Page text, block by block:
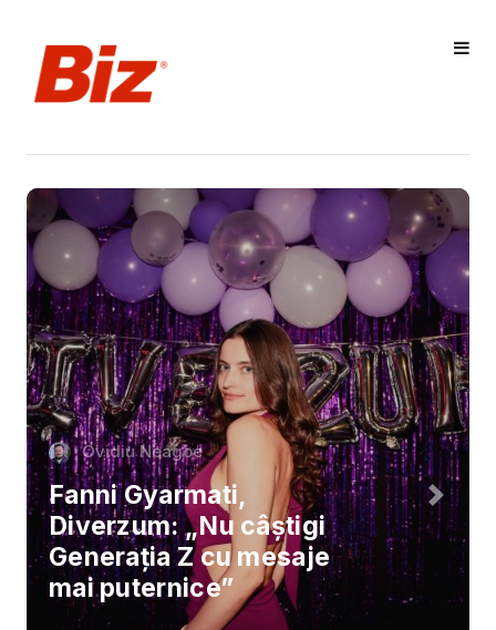
Ovidiu Neagoe
Fanni Gyarmati,
Diverzum: „Nu câștigi
Generația Z cu mesaje
mai puternice”